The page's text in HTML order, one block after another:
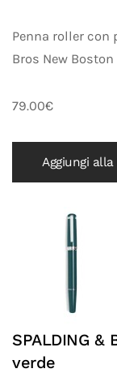
Penna roller
Bros New
79.00€
Aggiungi
SPALDING &
verde